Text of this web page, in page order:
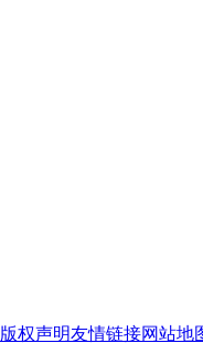
版权声明友情链接网站地